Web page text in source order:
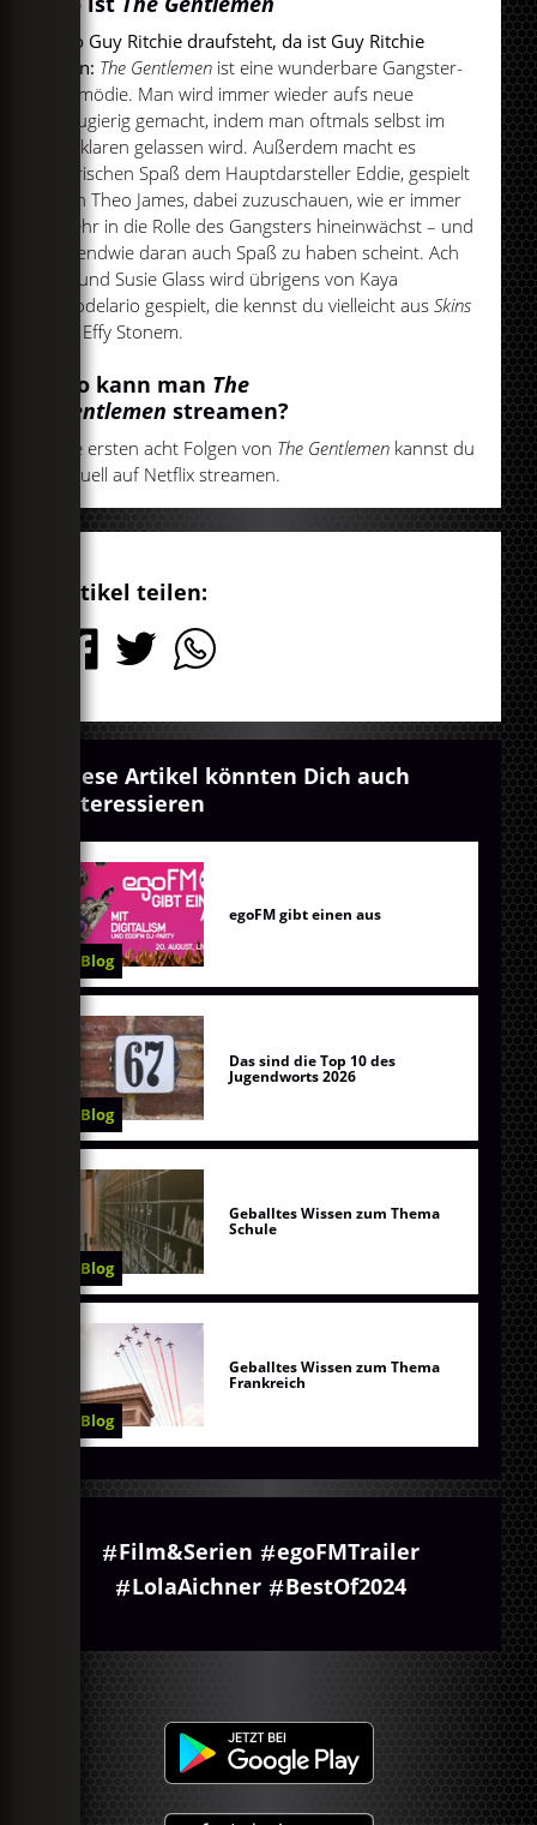
Wo Guy Ritchie draufsteht, da ist Guy Ritchie
drin: The Gentlemen ist eine wunderbare Gangster-
Komödie. Man wird immer wieder aufs neue
neugierig gemacht, indem man oftmals selbst im
Unklaren gelassen wird. Außerdem macht es
tierischen Spaß dem Hauptdarsteller Eddie, gespielt
von Theo James, dabei zuzuschauen, wie er immer
mehr in die Rolle des Gangsters hineinwächst – und
irgendwie daran auch Spaß zu haben scheint. Ach
ja, und Susie Glass wird übrigens von Kaya
Scodelario gespielt, die kennst du vielleicht ausSkins
als Effy Stonem.
Wo kann man The
Gentlemen streamen?
Die ersten acht Folgen von The Gentlemen kannst du
aktuell auf Netflix streamen.
Artikel teilen:
Diese Artikel könnten Dich auch
interessieren
Blog
egoFM gibt einen aus
Blog
Das sind die Top 10 des
Jugendworts 2026
Blog
Geballtes Wissen zum Thema
Schule
Blog
Geballtes Wissen zum Thema
Frankreich
Film&Serien
egoFMTrailer
LolaAichner
BestOf2024